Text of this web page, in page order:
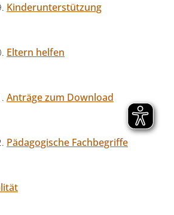
Kinderunterstützung
Eltern helfen
Anträge zum Download
Pädagogische Fachbegriffe